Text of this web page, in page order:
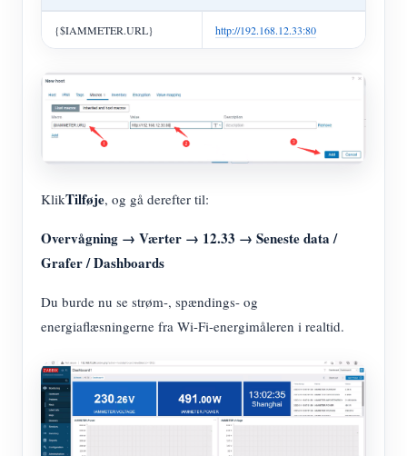
{$IAMMETER.URL} http://192.168.12.33:80
KlikTilføje, og gå derefter til:
Overvågning → Værter → 12.33 → Seneste data /
Grafer / Dashboards
Du burde nu se strøm-, spændings- og
energiaflæsningerne fra Wi-Fi-energimåleren i realtid.